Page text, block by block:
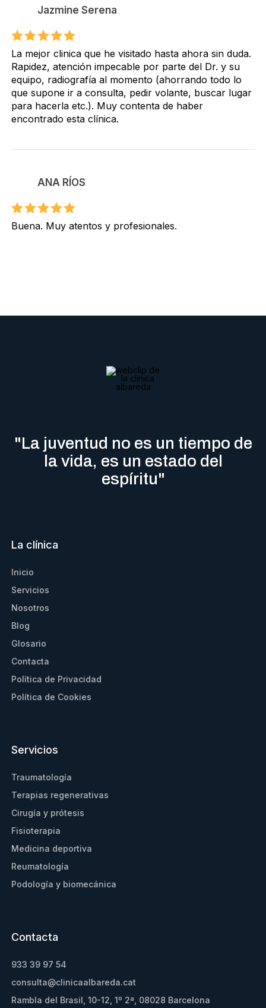
Jazmine Serena
La mejor clinica que he visitado hasta ahora sin duda.
Rapidez, atención impecable por parte del Dr. y su
equipo, radiografía al momento (ahorrando todo lo
que supone ir a consulta, pedir volante, buscar lugar
para hacerla etc.). Muy contenta de haber
encontrado esta clínica.
ANA RÍOS
Buena. Muy atentos y profesionales.
"La juventud no es un tiempo de
la vida, es un estado del
espíritu"
La clínica
Inicio
Servicios
Nosotros
Blog
Glosario
Contacta
Política de Privacidad
Política de Cookies
Servicios
Traumatología
Terapias regenerativas
Cirugía y prótesis
Fisioterapia
Medicina deportiva
Reumatología
Podología y biomecánica
Contacta
933 39 97 54
consulta@clinicaalbareda.cat
Rambla del Brasil, 10-12, 1º 2ª, 08028 Barcelona